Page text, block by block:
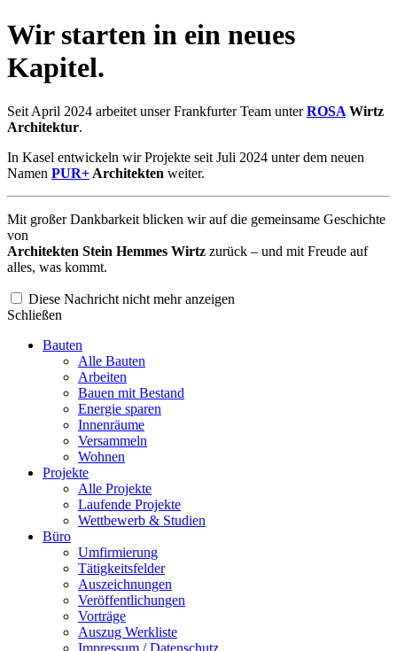
Wir starten in ein neues
Kapitel.
Seit April 2024 arbeitet unser Frankfurter Team unterROSA Wirtz
Architektur.
In Kasel entwickeln wir Projekte seit Juli 2024 unter dem neuen
Namen PUR+ Architekten weiter.
Mit großer Dankbarkeit blicken wir auf die gemeinsame Geschichte
von
Architekten Stein Hemmes Wirtz zurück – und mit Freude auf
alles, was kommt.
Diese Nachricht nicht mehr anzeigen
Schließen
Bauten
Alle Bauten
Arbeiten
Bauen mit Bestand
Energie sparen
Innenräume
Versammeln
Wohnen
Projekte
Alle Projekte
Laufende Projekte
Wettbewerb & Studien
Büro
Umfirmierung
Tätigkeitsfelder
Auszeichnungen
Veröffentlichungen
Vorträge
Auszug Werkliste
Impressum / Datenschutz